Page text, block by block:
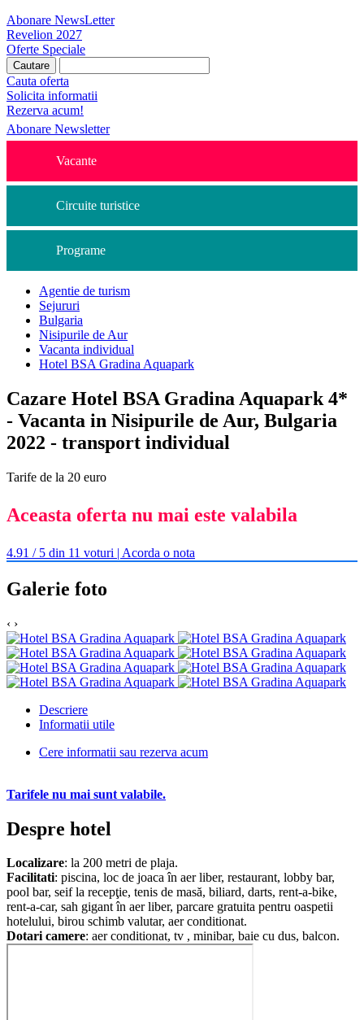
Abonare NewsLetter
Revelion 2027
Oferte Speciale
Cauta oferta
Solicita informatii
Rezerva acum!
Abonare Newsletter
Vacante
Circuite turistice
Programe
Agentie de turism
Sejururi
Bulgaria
Nisipurile de Aur
Vacanta individual
Hotel BSA Gradina Aquapark
Cazare Hotel BSA Gradina Aquapark 4*
- Vacanta in Nisipurile de Aur, Bulgaria
2022 - transport individual
Tarife de la 20 euro
Aceasta oferta nu mai este valabila
4.91 / 5 din 11 voturi | Acorda o nota
Galerie foto
‹ ›
Descriere
Informatii utile
Cere informatii sau rezerva acum
Tarifele nu mai sunt valabile.
Despre hotel
Localizare: la 200 metri de plaja.
Facilitati: piscina, loc de joaca în aer liber, restaurant, lobby bar,
pool bar, seif la recepţie, tenis de masă, biliard, darts, rent-a-bike,
rent-a-car, sah gigant în aer liber, parcare gratuita pentru oaspetii
hotelului, birou schimb valutar, aer conditionat.
Dotari camere: aer conditionat, tv , minibar, baie cu dus, balcon.